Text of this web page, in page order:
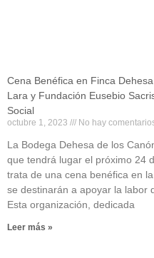
Cena Benéfica en Finca
Lara y Fundación Eusebio
Social
octubre 1, 2023 No hay
La Bodega Dehesa de los
que tendrá lugar el próximo 24
trata de una cena benéfica en
se destinarán a apoyar la labor
Esta organización, dedicada
Leer más »